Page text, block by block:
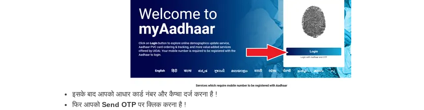
इसके बाद आपको आधार कार्ड नंबर और कैप्चा दर्ज करना है !
फिर आपकोSend OTP पर क्लिक करना है !